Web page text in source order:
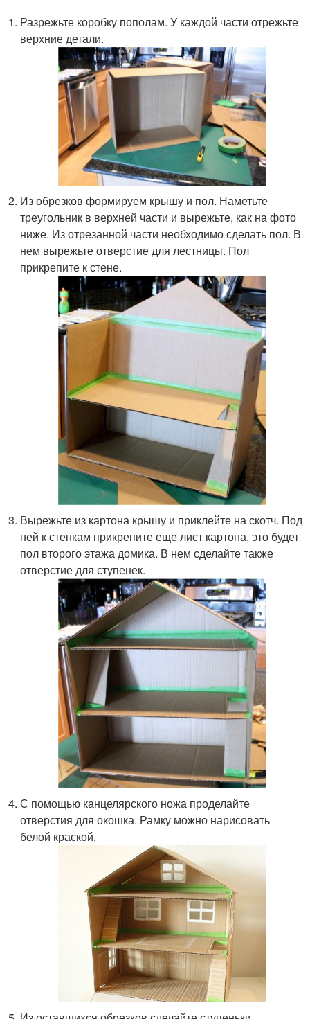
Разрежьте коробку пополам. У каждой части отрежьте
верхние детали.
Из обрезков формируем крышу и пол. Наметьте
треугольник в верхней части и вырежьте, как на фото
ниже. Из отрезанной части необходимо сделать пол. В
нем вырежьте отверстие для лестницы. Пол
прикрепите к стене.
Вырежьте из картона крышу и приклейте на скотч. Под
ней к стенкам прикрепите еще лист картона, это будет
пол второго этажа домика. В нем сделайте также
отверстие для ступенек.
С помощью канцелярского ножа проделайте
отверстия для окошка. Рамку можно нарисовать
белой краской.